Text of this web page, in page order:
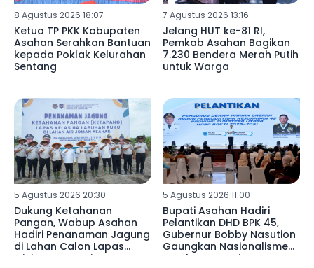
8 Agustus 2026 18:07
Ketua TP PKK Kabupaten
Asahan Serahkan Bantuan
kepada Poklak Kelurahan
Sentang
7 Agustus 2026 13:16
Jelang HUT ke-81 RI,
Pemkab Asahan Bagikan
7.230 Bendera Merah Putih
untuk Warga
5 Agustus 2026 20:30
Dukung Ketahanan
Pangan, Wabup Asahan
Hadiri Penanaman Jagung
di Lahan Calon Lapas
Minimum Security
5 Agustus 2026 11:00
Bupati Asahan Hadiri
Pelantikan DHD BPK 45,
Gubernur Bobby Nasution
Gaungkan Nasionalisme
untuk Generasi Penerus